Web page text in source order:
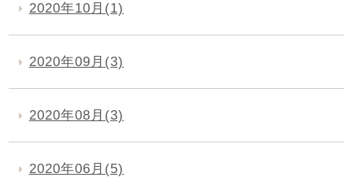
2020年10月(1)
2020年09月(3)
2020年08月(3)
2020年06月(5)